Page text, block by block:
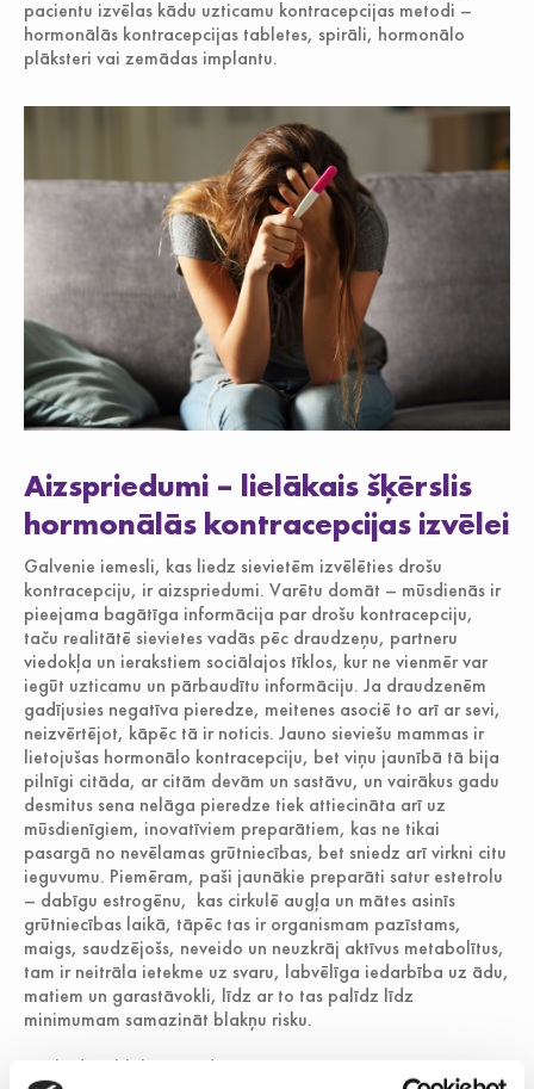
pacientu izvēlas kādu uzticamu kontracepcijas metodi –
hormonālās kontracepcijas tabletes, spirāli, hormonālo
plāksteri vai zemādas implantu.
Aizspriedumi – lielākais šķērslis
hormonālās kontracepcijas izvēlei
Galvenie iemesli, kas liedz sievietēm izvēlēties drošu
kontracepciju, ir aizspriedumi. Varētu domāt – mūsdienās ir
pieejama bagātīga informācija par drošu kontracepciju,
taču realitātē sievietes vadās pēc draudzeņu, partneru
viedokļa un ierakstiem sociālajos tīklos, kur ne vienmēr var
iegūt uzticamu un pārbaudītu informāciju. Ja draudzenēm
gadījusies negatīva pieredze, meitenes asociē to arī ar sevi,
neizvērtējot, kāpēc tā ir noticis. Jauno sieviešu mammas ir
lietojušas hormonālo kontracepciju, bet viņu jaunībā tā bija
pilnīgi citāda, ar citām devām un sastāvu, un vairākus gadu
desmitus sena nelāga pieredze tiek attiecināta arī uz
mūsdienīgiem, inovatīviem preparātiem, kas ne tikai
pasargā no nevēlamas grūtniecības, bet sniedz arī virkni citu
ieguvumu. Piemēram, paši jaunākie preparāti satur estetrolu
– dabīgu estrogēnu, kas cirkulē augļa un mātes asinīs
grūtniecības laikā, tāpēc tas ir organismam pazīstams,
maigs, saudzējošs, neveido un neuzkrāj aktīvus metabolītus,
tam ir neitrāla ietekme uz svaru, labvēlīga iedarbība uz ādu,
matiem un garastāvokli, līdz ar to tas palīdz līdz
minimumam samazināt blakņu risku.
Par kādām blaknēm tad īsti uztraucas Latvijas sievietes?